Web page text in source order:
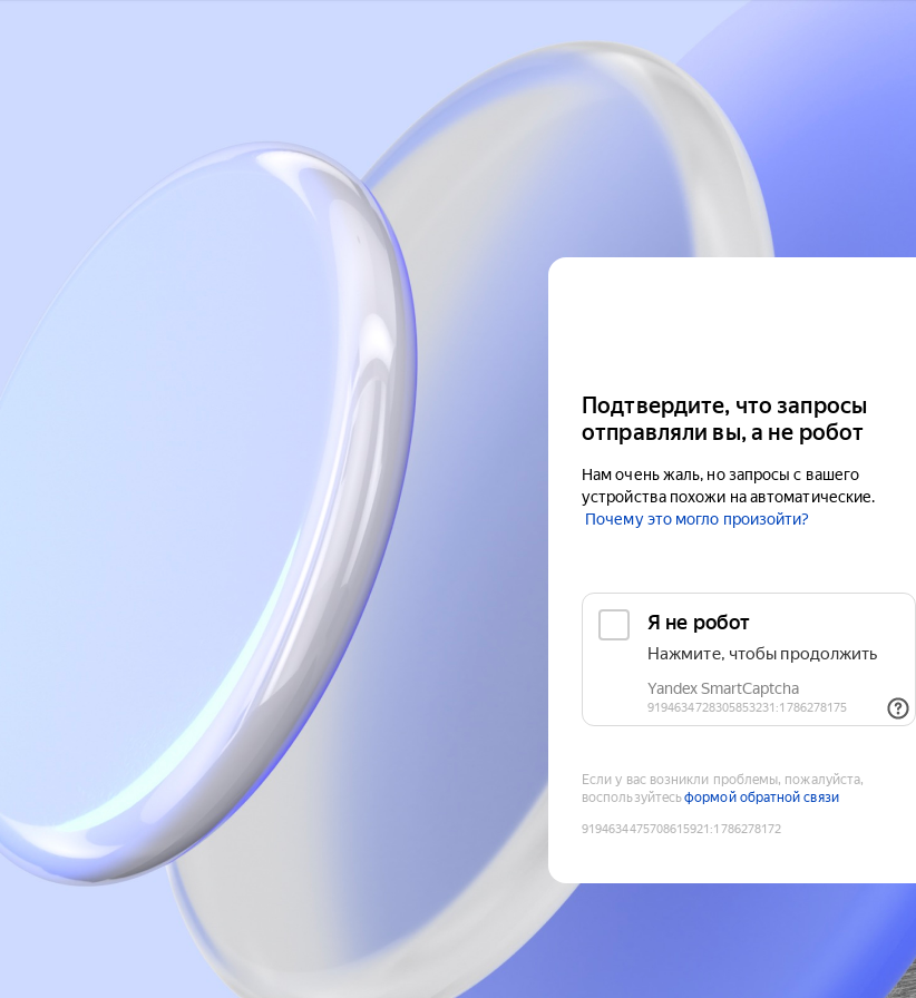
Подтвердите, что запросы
отправляли вы, а не робот
Нам очень жаль, но запросы с вашего
устройства похожи на автоматические.
Почему это могло произойти?
Если у вас возникли проблемы, пожалуйста,
воспользуйтесьформой обратной связи
9194634475708615921 :1786278172